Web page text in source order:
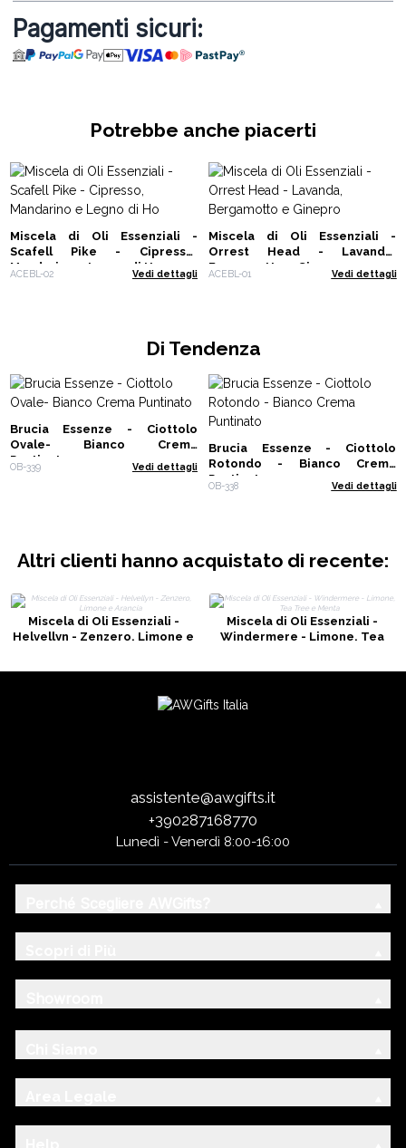
Pagamenti sicuri:
Potrebbe anche piacerti
Miscela di Oli Essenziali -
Scafell Pike - Cipresso,
Mandarino e Legno di Ho
ACEBL-02 Vedi dettagli
Miscela di Oli Essenziali -
Orrest Head - Lavanda,
Bergamotto e Ginepro
ACEBL-01 Vedi dettagli
Di Tendenza
Brucia Essenze - Ciottolo
Ovale- Bianco Crema
Puntinato
OB-339 Vedi dettagli
Brucia Essenze - Ciottolo
Rotondo - Bianco Crema
Puntinato
OB-338 Vedi dettagli
Altri clienti hanno acquistato di recente:
Miscela di Oli Essenziali -
Helvellyn - Zenzero, Limone e
Miscela di Oli Essenziali -
Windermere - Limone, Tea
assistente@awgifts.it
+390287168770
Lunedì - Venerdì 8:00-16:00